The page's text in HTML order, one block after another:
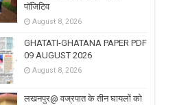
पॉजिटिव
August 8, 2026
GHATATI-GHATANA PAPER PDF
09 AUGUST 2026
August 8, 2026
लखनपुर@ वज्रपात के तीन घायलों को